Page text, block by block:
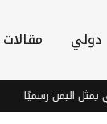
دولي مقالات
رسميًا